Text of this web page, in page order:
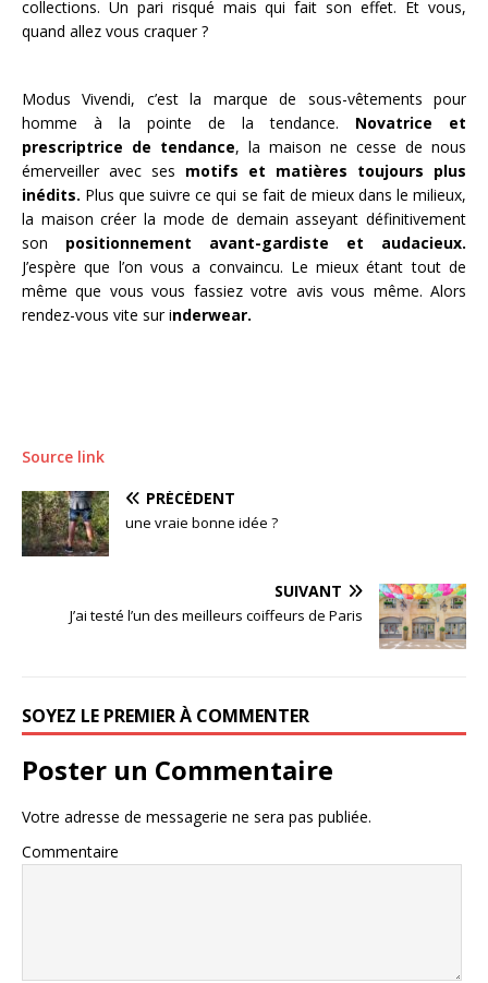
collections. Un pari risqué mais qui fait son effet. Et vous,
quand allez vous craquer ?
Modus Vivendi, c’est la marque de sous-vêtements pour
homme à la pointe de la tendance. Novatrice et
prescriptrice de tendance, la maison ne cesse de nous
émerveiller avec ses motifs et matières toujours plus
inédits. Plus que suivre ce qui se fait de mieux dans le milieux,
la maison créer la mode de demain asseyant définitivement
son positionnement avant-gardiste et audacieux.
J’espère que l’on vous a convaincu. Le mieux étant tout de
même que vous vous fassiez votre avis vous même. Alors
rendez-vous vite sur inderwear.
Source link
PRÉCÉDENT
une vraie bonne idée ?
SUIVANT
J’ai testé l’un des meilleurs coiffeurs de Paris
SOYEZ LE PREMIER À COMMENTER
Poster un Commentaire
Votre adresse de messagerie ne sera pas publiée.
Commentaire